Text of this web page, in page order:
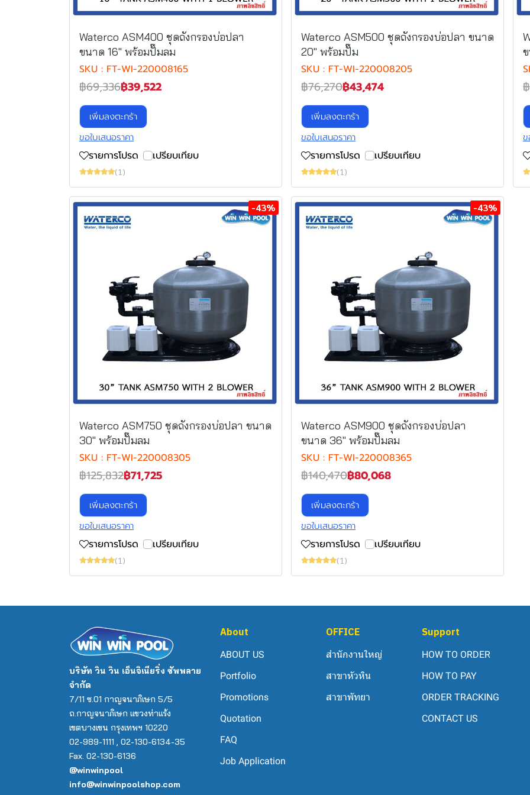
Waterco ASM400 ชุดถังกรองบ่อปลา
ขนาด 16" พร้อมปั๊มลม
SKU : FT-WI-220008165
฿69,336฿39,522
เพิ่มลงตะกร้า
ขอใบเสนอราคา
รายการโปรด เปรียบเทียบ
(1)
Waterco ASM500 ชุดถังกรองบ่อปลา ขนาด
20" พร้อมปั๊ม
SKU : FT-WI-220008205
฿76,270฿43,474
เพิ่มลงตะกร้า
ขอใบเสนอราคา
รายการโปรด เปรียบเทียบ
(1)
ข
-43%
Waterco ASM750 ชุดถังกรองบ่อปลา ขนาด
30" พร้อมปั๊มลม
SKU : FT-WI-220008305
฿125,832฿71,725
เพิ่มลงตะกร้า
ขอใบเสนอราคา
รายการโปรด เปรียบเทียบ
(1)
-43%
Waterco ASM900 ชุดถังกรองบ่อปลา
ขนาด 36" พร้อมปั๊มลม
SKU : FT-WI-220008365
฿140,470฿80,068
เพิ่มลงตะกร้า
ขอใบเสนอราคา
รายการโปรด เปรียบเทียบ
(1)
บริษัท วิน วิน เอ็นจิเนียริ่ง ซัพพลาย
จำกัด
7/11 ซ.01 กาญจนาภิเษก 5/5
ถ.กาญจนาภิเษก แขวงท่าแร้ง
เขตบางเขน กรุงเทพฯ 10220
02-989-1111 , 02-130-6134-35
Fax. 02-130-6136
@winwinpool
info@winwinpoolshop.com
About
ABOUT US
Portfolio
Promotions
Quotation
FAQ
Job Application
OFFICE
สำนักงานใหญ่
สาขาหัวหิน
สาขาพัทยา
Support
HOW TO ORDER
HOW TO PAY
ORDER TRACKING
CONTACT US